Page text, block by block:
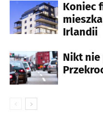
Koniec
Irlandii
Nikt nie